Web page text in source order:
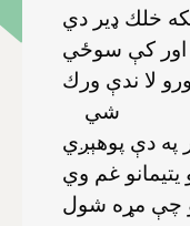
خلك ډير دي
كې سوځي
لا ندې ورك
شي
په دې پوهېږي
غم وي
چې مړه شول